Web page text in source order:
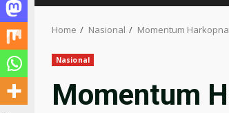
Home Nasional Momentum
Nasional
Momentum